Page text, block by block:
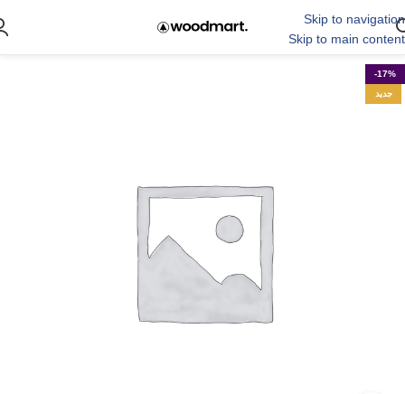
Skip to navigation
Skip to main content
-17%
جدید